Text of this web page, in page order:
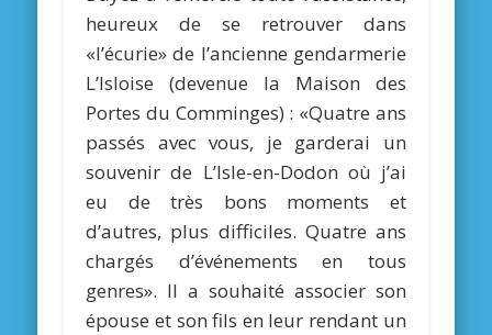
heureux de se retrouver dans
«l’écurie» de l’ancienne gendarmerie
L’Isloise (devenue la Maison des
Portes du Comminges) : «Quatre ans
passés avec vous, je garderai un
souvenir de L’Isle-en-Dodon où j’ai
eu de très bons moments et
d’autres, plus difficiles. Quatre ans
chargés d’événements en tous
genres». Il a souhaité associer son
épouse et son fils en leur rendant un